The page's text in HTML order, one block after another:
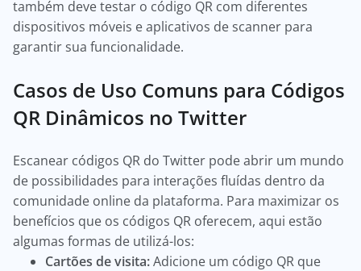
também deve testar o código QR com diferentes
dispositivos móveis e aplicativos de scanner para
garantir sua funcionalidade.
Casos de Uso Comuns para Códigos
QR Dinâmicos no Twitter
Escanear códigos QR do Twitter pode abrir um mundo
de possibilidades para interações fluídas dentro da
comunidade online da plataforma. Para maximizar os
benefícios que os códigos QR oferecem, aqui estão
algumas formas de utilizá-los:
Cartões de visita:Adicione um código QR que